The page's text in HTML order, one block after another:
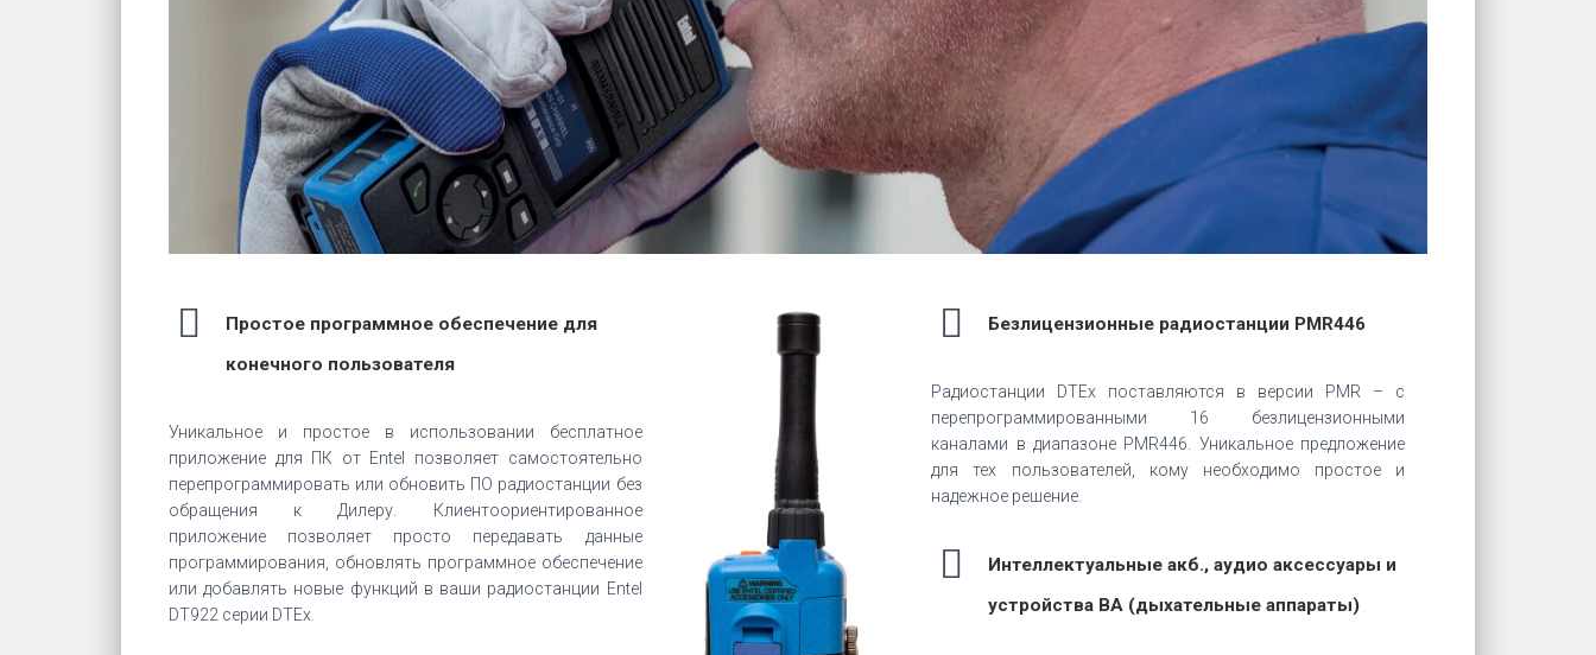
Простое программное обеспечение для
конечного пользователя
Уникальное и простое в использовании бесплатное
приложение для ПК от Entel позволяет самостоятельно
перепрограммировать или обновить ПО радиостанции без
обращения к Дилеру. Клиентоориентированное
приложение позволяет просто передавать данные
программирования, обновлять программное обеспечение
или добавлять новые функций в ваши радиостанции Entel
DT922 серии DTEx.
Безлицензионные радиостанции PMR446
Радиостанции DTEx поставляются в версии PMR – с
перепрограммированными 16 безлицензионными
каналами в диапазоне PMR446. Уникальное предложение
для тех пользователей, кому необходимо простое и
надежное решение.
Интеллектуальные акб., аудио аксессуары и
устройства ВА (дыхательные аппараты)